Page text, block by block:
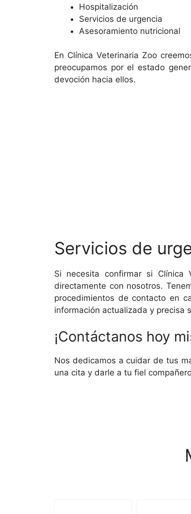
Hospitalización
Servicios de urgencia
Asesoramiento nutricional
En Clínica Veterinaria Zoo
preocupamos por el estado
devoción hacia ellos.
Servicios de
Si necesita confirmar si Clínica
directamente con nosotros.
procedimientos de contacto en
información actualizada y precisa
¡Contáctanos hoy
Nos dedicamos a cuidar de tus
una cita y darle a tu fiel